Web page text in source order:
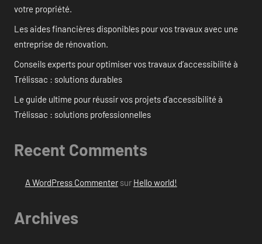
votre propriété.
Les aides financières disponibles pour vos travaux avec une
entreprise de rénovation.
Conseils experts pour optimiser vos travaux d’accessibilité à
Trélissac : solutions durables
Le guide ultime pour réussir vos projets d’accessibilité à
Trélissac : solutions professionnelles
Recent Comments
A WordPress Commentersur Hello world!
Archives